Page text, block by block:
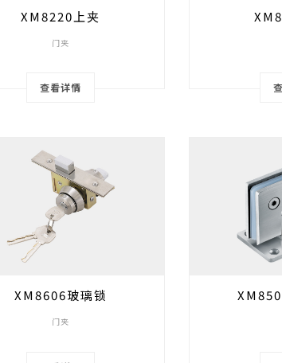
XM8220上夹
门夹
查看详情
XM8606玻璃锁
门夹